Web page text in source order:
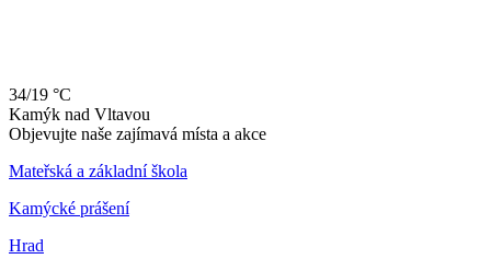
34/19 °C
Kamýk nad Vltavou
Objevujte naše zajímavá místa a akce
Mateřská a základní škola
Kamýcké prášení
Hrad